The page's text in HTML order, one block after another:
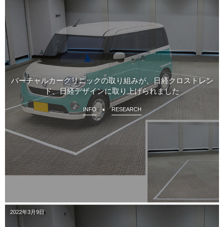
バーチャルカークリニックの取り組みが、日経クロストレン
ド、日経デザインに取り上げられました
INFO RESEARCH
2022年3月9日